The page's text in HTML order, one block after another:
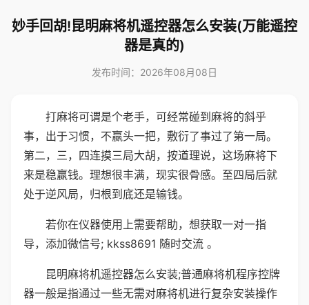
妙手回胡!昆明麻将机遥控器怎么安装(万能遥控
器是真的)
发布时间：2026年08月08日
打麻将可谓是个老手，可经常碰到麻将的斜乎
事，出于习惯，不赢头一把，敷衍了事过了第一局。
第二，三，四连摸三局大胡，按道理说，这场麻将下
来是稳赢钱。理想很丰满，现实很骨感。至四局后就
处于逆风局，归根到底还是输钱。
若你在仪器使用上需要帮助，想获取一对一指
导，添加微信号; kkss8691 随时交流 。
昆明麻将机遥控器怎么安装;普通麻将机程序控牌
器一般是指通过一些无需对麻将机进行复杂安装操作